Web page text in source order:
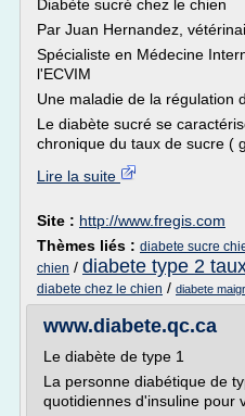
Diabète sucré chez le chien
Par Juan Hernandez,
Spécialiste en Médecine
l'ECVIM
Une maladie de la régulation
Le diabète sucré se
chronique du taux de sucre (
Lire la suite
Site : http://www.fregis.com
Thèmes liés : diabete sucre
chien / diabete type 2
diabete chez le chien / diabete
www.diabete.qc.ca
Le diabète de type 1
La personne diabétique de
quotidiennes d'insuline pour